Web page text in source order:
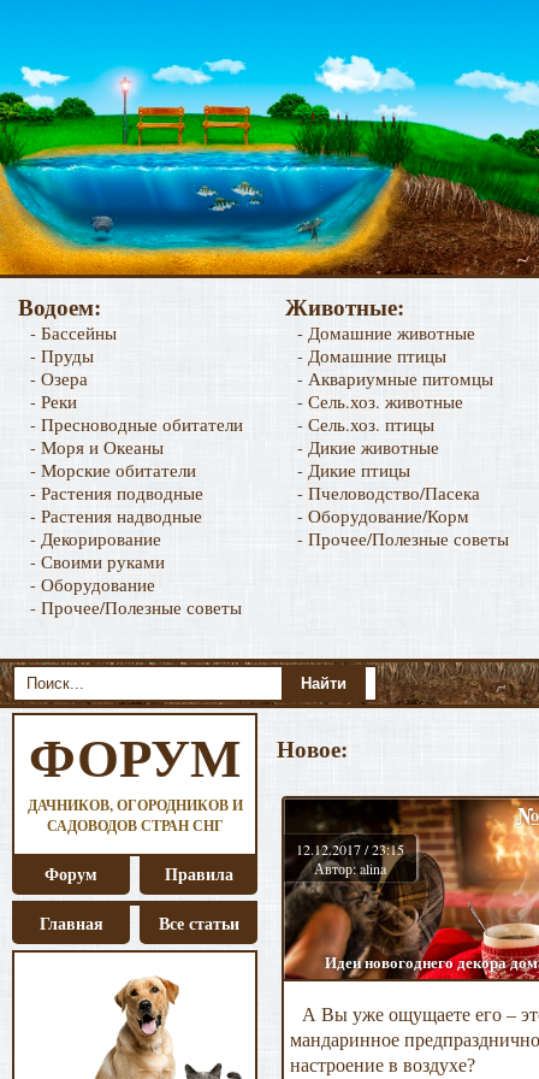
Водоем:
- Бассейны
- Пруды
- Озера
- Реки
- Пресноводные обитатели
- Моря и Океаны
- Морские обитатели
- Растения подводные
- Растения надводные
- Декорирование
- Своими руками
- Оборудование
- Прочее/Полезные советы
Животные:
- Домашние животные
- Домашние птицы
- Аквариумные питомцы
- Сель.хоз. животные
- Сель.хоз. птицы
- Дикие животные
- Дикие птицы
- Пчеловодство/Пасека
- Оборудование/Корм
- Прочее/Полезные советы
ФОРУМ
ДАЧНИКОВ, ОГОРОДНИКОВ И
САДОВОДОВ СТРАН СНГ
Форум
Правила
Главная
Все статьи
Новое:
12.12.2017 / 23:15
Автор: alina
Идеи новогоднего декора
А Вы уже ощущаете его –
мандаринное
настроение в воздухе?